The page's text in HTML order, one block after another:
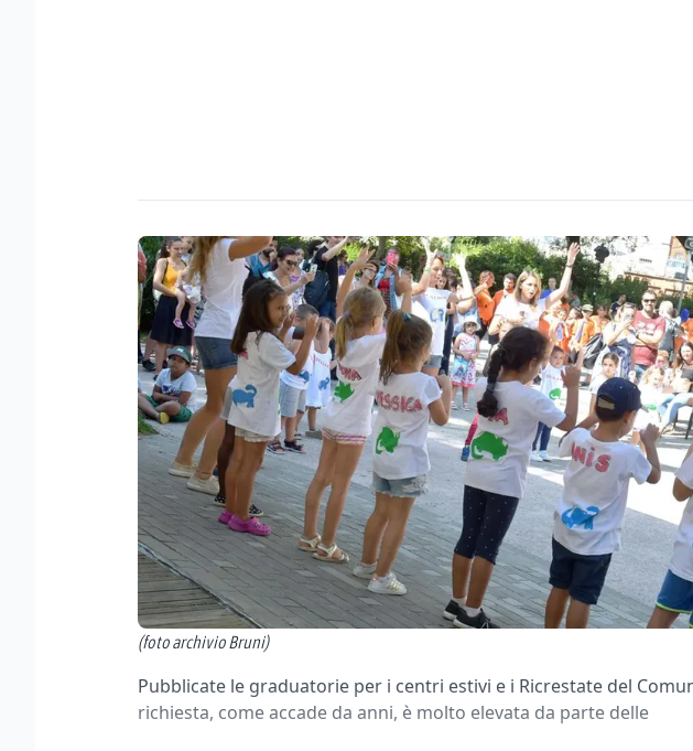
(foto archivio Bruni)
Pubblicate le graduatorie per i centri estivi e i Ricrestate del
richiesta, come accade da anni, è molto elevata da parte delle